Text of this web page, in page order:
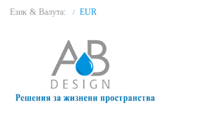
Език & Валута: / EUR